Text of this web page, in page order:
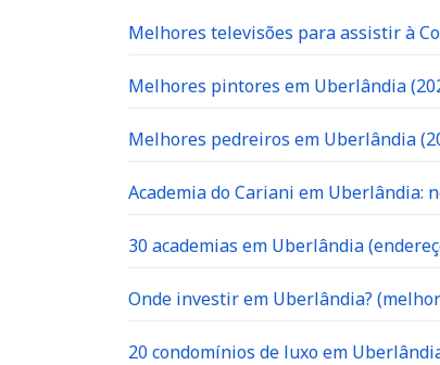
Melhores televisões para assistir à
Melhores pintores em Uberlândia
Melhores pedreiros em Uberlândia
Academia do Cariani em Uberlândia:
30 academias em Uberlândia
Onde investir em Uberlândia?
20 condomínios de luxo em